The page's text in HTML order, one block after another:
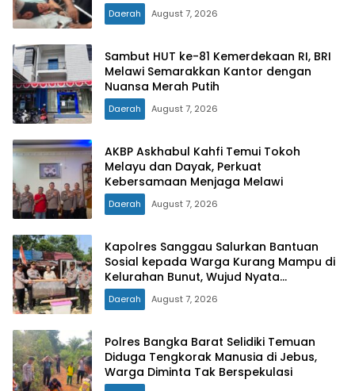
Daerah August 7, 2026
Sambut HUT ke-81 Kemerdekaan RI, BRI
Melawi Semarakkan Kantor dengan
Nuansa Merah Putih
Daerah August 7, 2026
AKBP Askhabul Kahfi Temui Tokoh
Melayu dan Dayak, Perkuat
Kebersamaan Menjaga Melawi
Daerah August 7, 2026
Kapolres Sanggau Salurkan Bantuan
Sosial kepada Warga Kurang Mampu di
Kelurahan Bunut, Wujud Nyata
Kepedulian Polri Hadir untuk Masyarakat
Daerah August 7, 2026
Polres Bangka Barat Selidiki Temuan
Diduga Tengkorak Manusia di Jebus,
Warga Diminta Tak Berspekulasi